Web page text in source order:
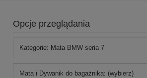
Opcje przeglądania
Kategorie: Mata BMW seria 7
Mata i Dywanik do bagażnika: (wybierz)